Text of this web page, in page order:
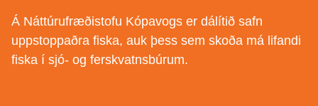
Á Náttúrufræðistofu Kópavogs er dálítið safn
uppstoppaðra fiska, auk þess sem skoða má lifandi
fiska í sjó- og ferskvatnsbúrum.